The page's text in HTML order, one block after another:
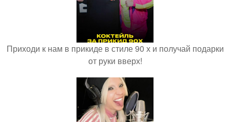
Приходи к нам в прикиде в стиле 90 х и получай подарки
от руки вверх!